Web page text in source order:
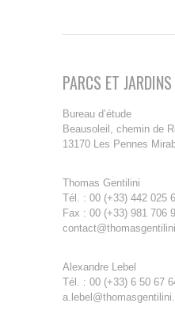
PARCS ET
Bureau d’étude
Beausoleil, chemin de
13170 Les Pennes
Thomas Gentilini
Tél. : 00 (+33) 442 025
Fax : 00 (+33) 981 706
Alexandre Lebel
Tél. : 00 (+33) 6 50 67